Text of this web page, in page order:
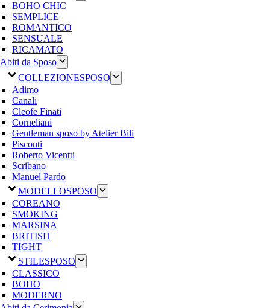
BOHO CHIC
SEMPLICE
ROMANTICO
SENSUALE
RICAMATO
Abiti da Sposo
COLLEZIONESPOSO
Adimo
Canali
Cleofe Finati
Corneliani
Gentleman sposo by Atelier Bili
Pisconti
Roberto Vicentti
Scribano
Manuel Pardo
MODELLOSPOSO
COREANO
SMOKING
MARSINA
BRITISH
TIGHT
STILESPOSO
CLASSICO
BOHO
MODERNO